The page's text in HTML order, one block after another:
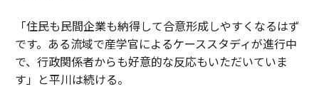
「住民も民間企業も納得して合意形成しやすくなるはず
です。ある流域で産学官によるケーススタディが進行中
で、行政関係者からも好意的な反応もいただいていま
す」と平川は続ける。